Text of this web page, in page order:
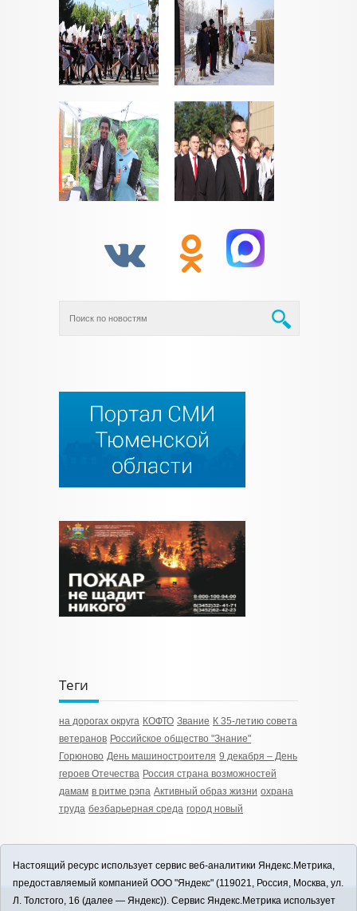
Теги
на дорогах округа КОФТО Звание К 35-летию совета
ветеранов Российское общество "Знание"
Горюново День машиностроителя 9 декабря – День
героев Отечества Россия страна возможностей
дамам в ритме рэпа Активный образ жизни охрана
труда безбарьерная среда город новый
Настоящий ресурс использует сервис веб-аналитики Яндекс.Метрика,
предоставляемый компанией ООО "Яндекс" (119021, Россия, Москва, ул.
Л. Толстого, 16 (далее — Яндекс)). Сервис Яндекс.Метрика использует